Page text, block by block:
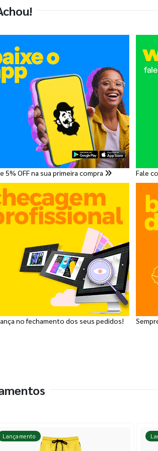
5% OFF na sua primeira compra
no fechamento dos seus pedidos!
Fale
Lançamento